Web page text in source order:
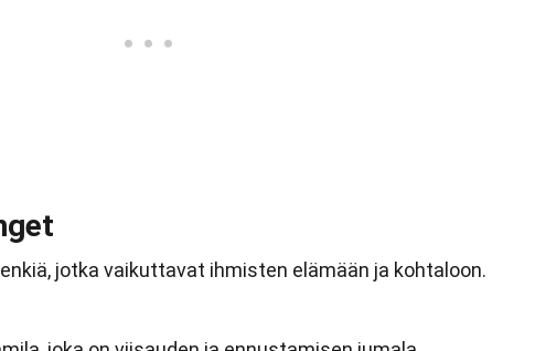
jotka vaikuttavat ihmisten elämään ja kohtaloon.